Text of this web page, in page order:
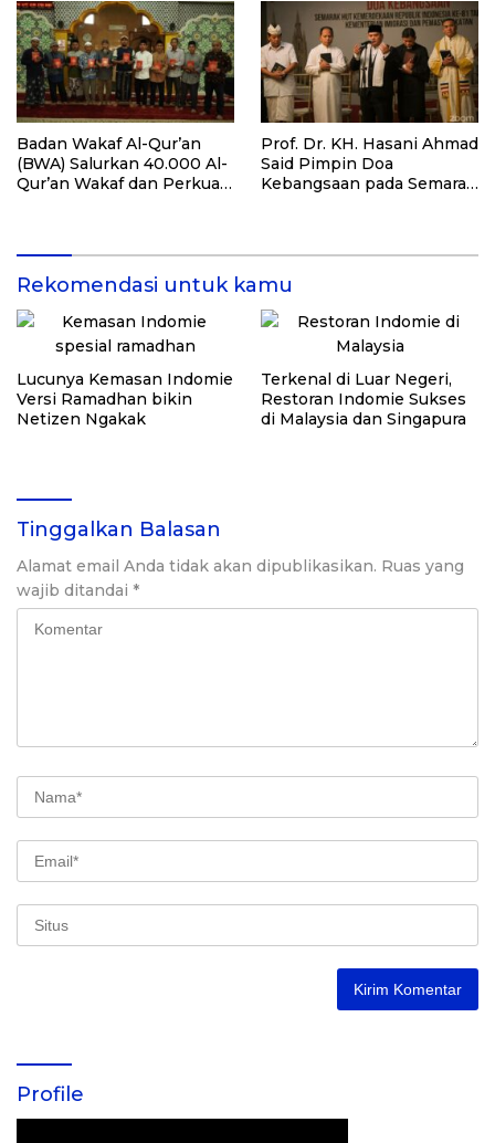
Santri dan Guru Honorer
Badan Wakaf Al-Qur’an
(BWA) Salurkan 40.000 Al-
Qur’an Wakaf dan Perkuat
Prof. Dr. KH. Hasani Ahmad
Said Pimpin Doa
Kebangsaan pada Semarak
Rekomendasi untuk kamu
Lucunya Kemasan Indomie
Versi Ramadhan bikin
Netizen Ngakak
Terkenal di Luar Negeri,
Restoran Indomie Sukses
di Malaysia dan Singapura
Tinggalkan Balasan
Alamat email Anda tidak akan dipublikasikan. Ruas yang
wajib ditandai *
Profile